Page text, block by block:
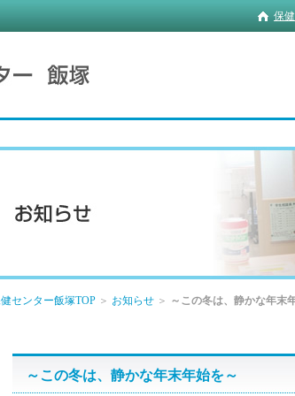
保
センター飯塚TOP ＞ お知らせ ＞ ～この冬は、静かな年末
～この冬は、静かな年末年始を～